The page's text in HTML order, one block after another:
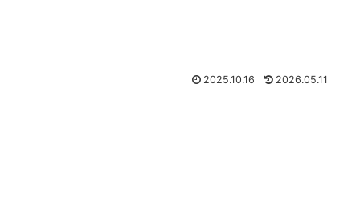
2025.10.16 2026.05.11